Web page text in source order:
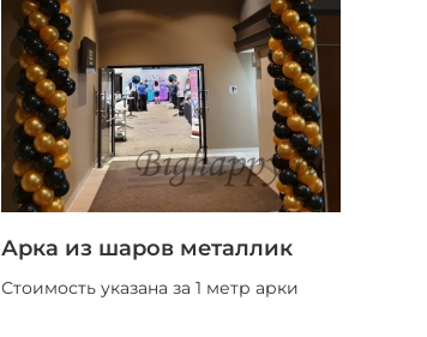
Арка из шаров металлик
Стоимость указана за 1 метр арки